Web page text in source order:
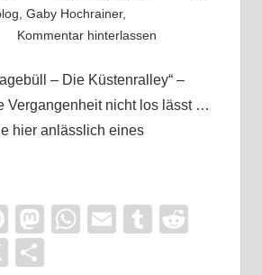
Gaby Hochrainer,
Kommentar hinterlassen
– Die Küstenralley“ –
Vergangenheit nicht los lässt …
hier anlässlich eines
Pinterest
Mastodon
WhatsApp
EmailTumblr
X